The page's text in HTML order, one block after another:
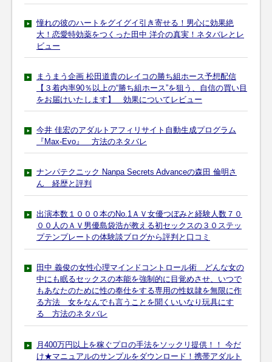
憧れの彼のハートをグイグイ引き寄せる！男心に効果絶
大！恋愛特効薬をつくった田中 洋介の真実！ネタバレとレ
ビュー
まうまう企画 松田道貴のレイコの勝ち組ホース予想配信
【３着内率90％以上の“勝ち組ホース”を狙う、自信の買い目
をお届けいたします】 効果についてレビュー
今井 佳宏のアダルトアフィリサイト自動生成プログラム
『Max-Evo』 方法のネタバレ
ナンパテクニック Nanpa Secrets Advanceの森田 倫明さ
ん 経歴と評判
出演本数１０００本のNo.1ＡＶ女優つぼみと経験人数７０
００人のＡＶ男優島袋浩が教える初セックスの３０ステッ
プテンプレートの体験談ブログから評判と口コミ
田中 義俊の女性心理マインドコントロール術 どんな女の
中にも眠るセックスの本能を強制的に目覚めさせ、いつで
もあなたのために性の奉仕をする専用の性奴隷を無限に作
る方法 女をなんでも言うことを聞くいいなり玩具にす
る 方法のネタバレ
月400万円以上を稼ぐプロの手法をソックリ提供！！ 今だ
け★マニュアルのサンプルをダウンロード！携帯アダルト